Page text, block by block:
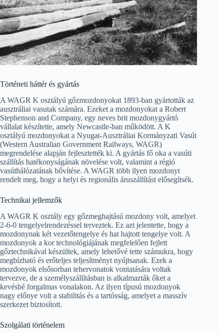
Történeti háttér és gyártás
A WAGR K osztályú gőzmozdonyokat 1893-ban gyártották az
ausztráliai vasutak számára. Ezeket a mozdonyokat a Robert
Stephenson and Company, egy neves brit mozdonygyártó
vállalat készítette, amely Newcastle-ban működött. A K
osztályú mozdonyokat a Nyugat-Ausztráliai Kormányzati Vasút
(Western Australian Government Railways, WAGR)
megrendelése alapján fejlesztették ki. A gyártás fő oka a vasúti
szállítás hatékonyságának növelése volt, valamint a régió
vasúthálózatának bővítése. A WAGR több ilyen mozdonyt
rendelt meg, hogy a helyi és regionális áruszállítást elősegítsék.
Technikai jellemzők
A WAGR K osztály egy gőzmeghajtású mozdony volt, amelyet
2-6-0 tengelyelrendezéssel terveztek. Ez azt jelentette, hogy a
mozdonynak két vezetőtengelye és hat hajtott tengelye volt. A
mozdonyok a kor technológiájának megfelelően fejlett
gőztechnikával készültek, amely lehetővé tette számukra, hogy
megbízható és erőteljes teljesítményt nyújtsanak. Ezek a
mozdonyok elsősorban tehervonatok vontatására voltak
tervezve, de a személyszállításban is alkalmazták őket a
kevésbé forgalmas vonalakon. Az ilyen típusú mozdonyok
nagy előnye volt a stabilitás és a tartósság, amelyet a masszív
szerkezet biztosított.
Szolgálati történelem